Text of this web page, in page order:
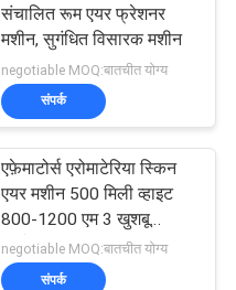
संचालित रूम एयर फ्रेशनर
मशीन, सुगंधित विसारक मशीन
negotiable MOQ:बातचीत योग्य
संपर्क
एफ़ेमाटोर्स एरोमाटेरिया स्किन
एयर मशीन 500 मिली व्हाइट
800-1200 एम 3 खुशबू
कवरेज
negotiable MOQ:बातचीत योग्य
संपर्क